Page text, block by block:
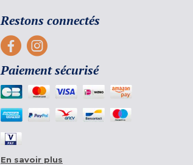
Restons connectés
Paiement sécurisé
En savoir plus